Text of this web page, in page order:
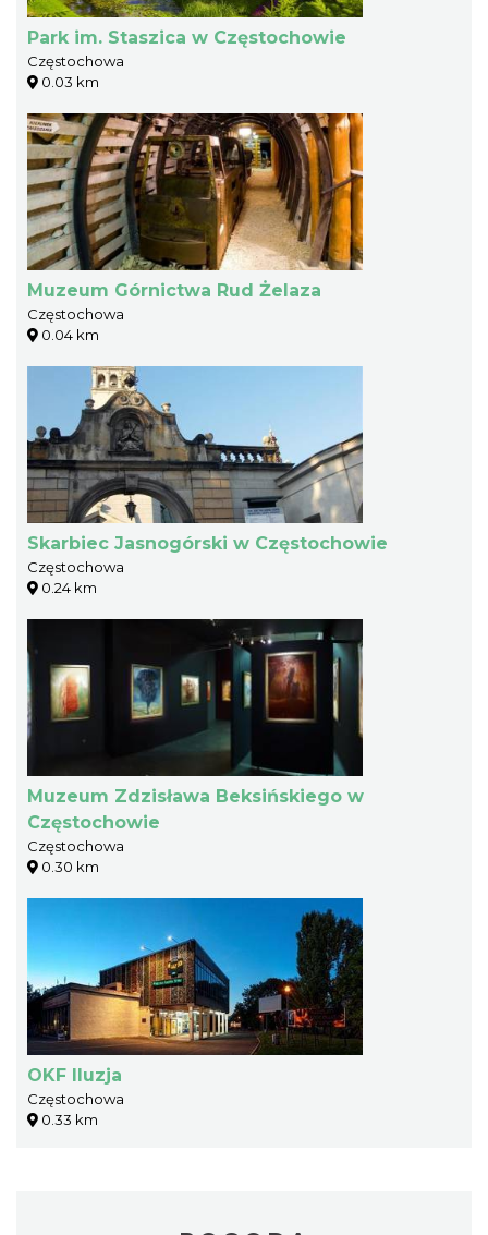
Park im. Staszica w Częstochowie
Częstochowa
0.03 km
Muzeum Górnictwa Rud Żelaza
Częstochowa
0.04 km
Skarbiec Jasnogórski w Częstochowie
Częstochowa
0.24 km
Muzeum Zdzisława Beksińskiego w
Częstochowie
Częstochowa
0.30 km
OKF Iluzja
Częstochowa
0.33 km